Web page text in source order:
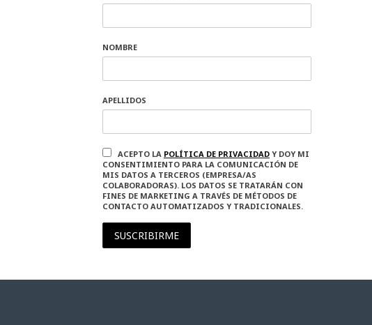
NOMBRE
APELLIDOS
ACEPTO LA POLÍTICA DE PRIVACIDAD Y DOY MI
CONSENTIMIENTO PARA LA COMUNICACIÓN DE
MIS DATOS A TERCEROS (EMPRESA/AS
COLABORADORAS). LOS DATOS SE TRATARÁN CON
FINES DE MARKETING A TRAVÉS DE MÉTODOS DE
CONTACTO AUTOMATIZADOS Y TRADICIONALES.
SUSCRIBIRME